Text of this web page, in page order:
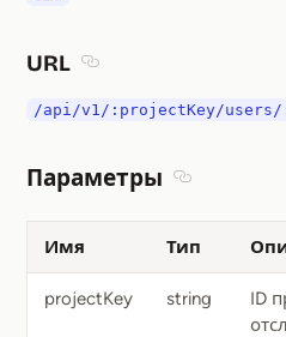
URL
/api/v1/:projectKey/users/
Параметры
Имя Тип
projectKey string
ID